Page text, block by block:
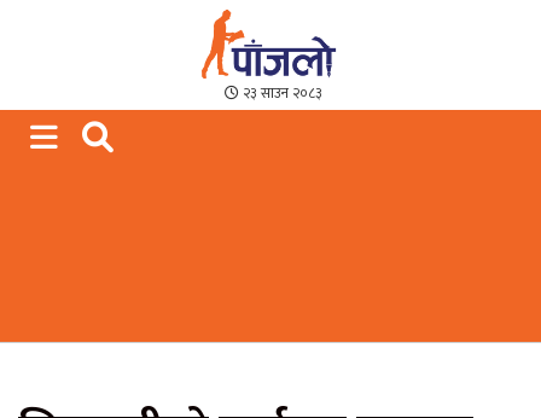
Paajalo News
We are from Far West Nepal
२३ साउन २०८३